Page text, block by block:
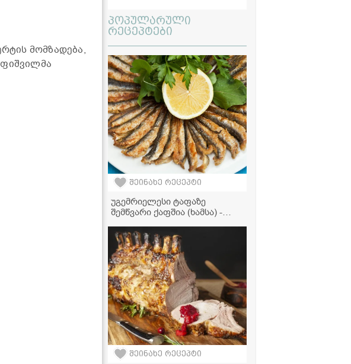
მომზადება,
პოპულარული
რეცეპტები
შეინახე რეცეპტი
უგემრიელესი ტაფაზე
შემწვარი ქაფშია (ხამსა) -
რეცეპტი
შეინახე რეცეპტი